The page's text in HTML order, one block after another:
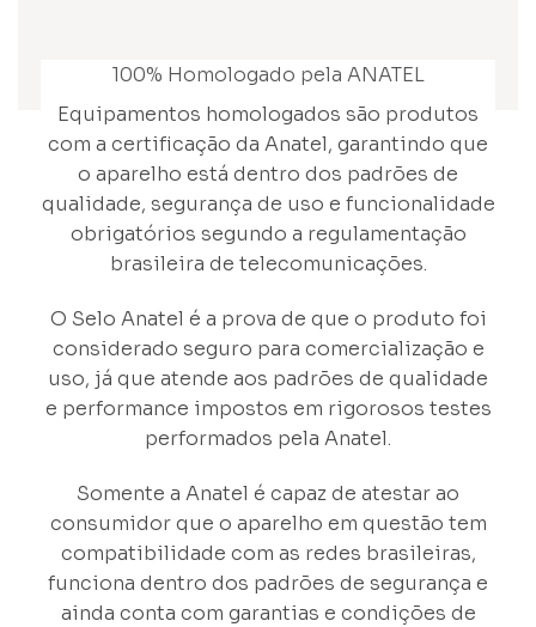
100% Homologado pela ANATEL
Equipamentos homologados são produtos
com a certificação da Anatel, garantindo que
o aparelho está dentro dos padrões de
qualidade, segurança de uso e funcionalidade
obrigatórios segundo a regulamentação
brasileira de telecomunicações.
O Selo Anatel é a prova de que o produto foi
considerado seguro para comercialização e
uso, já que atende aos padrões de qualidade
e performance impostos em rigorosos testes
performados pela Anatel.
Somente a Anatel é capaz de atestar ao
consumidor que o aparelho em questão tem
compatibilidade com as redes brasileiras,
funciona dentro dos padrões de segurança e
ainda conta com garantias e condições de